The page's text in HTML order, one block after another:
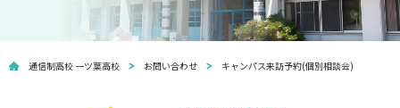
通信制高校 一ツ葉高校 お問い合わせ キャンパス来訪予約(個別相談会)